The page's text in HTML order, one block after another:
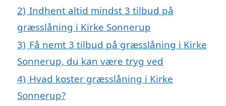
2) Indhent altid mindst 3 tilbud på
græsslåning i Kirke Sonnerup
3) Få nemt 3 tilbud på græsslåning i Kirke
Sonnerup, du kan være tryg ved
4) Hvad koster græsslåning i Kirke
Sonnerup?